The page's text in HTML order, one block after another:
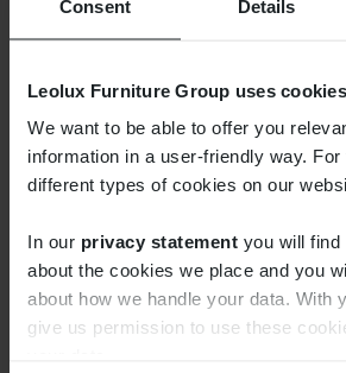
Consent Details
Leolux Furniture Group uses cookies
We want to be able to offer you
information in a user-friendly way.
different types of cookies on our
In our privacy statement you will find
about the cookies we place and you
about how we handle your data. With
give us permission to use these
Zabaz gibt es in verschiedenen
ist 90 x 90 cm groß und der
Platte von 60 x 60 cm. Und weil
etwas höher ist, können Sie die
schön überlappen lassen.
Sitzfläche Ihres Sofas schieben